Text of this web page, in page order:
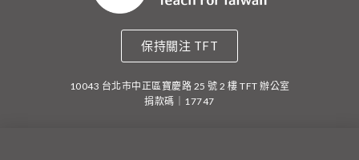
保持關注 TFT
10043 台北市中正區寶慶路 25 號 2 樓 TFT 辦公室
捐款碼｜17747